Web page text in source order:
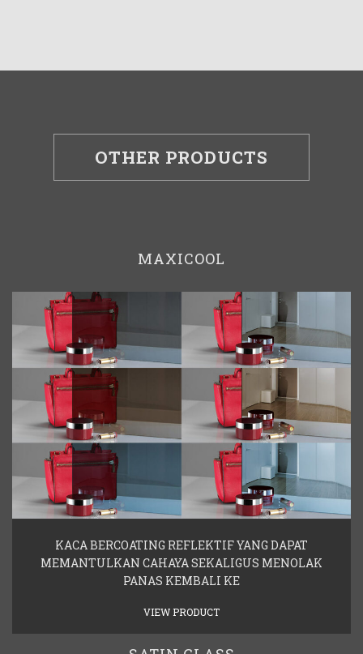
OTHER PRODUCTS
MAXICOOL
KACA BERCOATING REFLEKTIF YANG DAPAT
MEMANTULKAN CAHAYA SEKALIGUS MENOLAK
PANAS KEMBALI KE
VIEW PRODUCT